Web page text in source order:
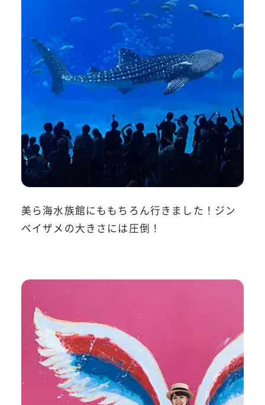
美ら海水族館にももちろん行きました！ジン
ベイザメの大きさには圧倒！